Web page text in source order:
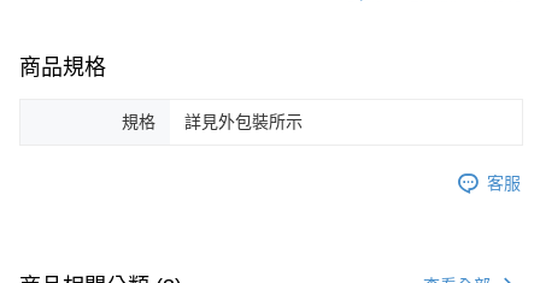
商品規格
規格 詳見外包裝所示
客服